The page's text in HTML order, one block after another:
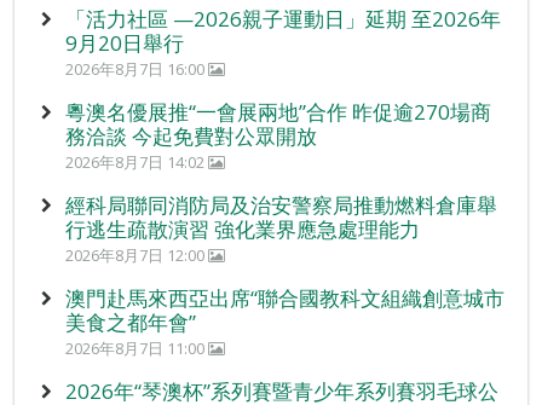
「活力社區 —2026親子運動日」延期 至2026年
9月20日舉行
2026年8月7日 16:00
粵澳名優展推“一會展兩地”合作 昨促逾270場商
務洽談 今起免費對公眾開放
2026年8月7日 14:02
經科局聯同消防局及治安警察局推動燃料倉庫舉
行逃生疏散演習 強化業界應急處理能力
2026年8月7日 12:00
澳門赴馬來西亞出席“聯合國教科文組織創意城市
美食之都年會”
2026年8月7日 11:00
2026年“琴澳杯”系列賽暨青少年系列賽羽毛球公